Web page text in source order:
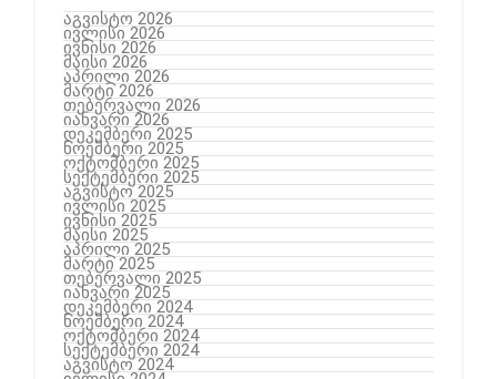
აგვისტო 2026
ივლისი 2026
ივნისი 2026
მაისი 2026
აპრილი 2026
მარტი 2026
თებერვალი 2026
იანვარი 2026
დეკემბერი 2025
ნოემბერი 2025
ოქტომბერი 2025
სექტემბერი 2025
აგვისტო 2025
ივლისი 2025
ივნისი 2025
მაისი 2025
აპრილი 2025
მარტი 2025
თებერვალი 2025
იანვარი 2025
დეკემბერი 2024
ნოემბერი 2024
ოქტომბერი 2024
სექტემბერი 2024
აგვისტო 2024